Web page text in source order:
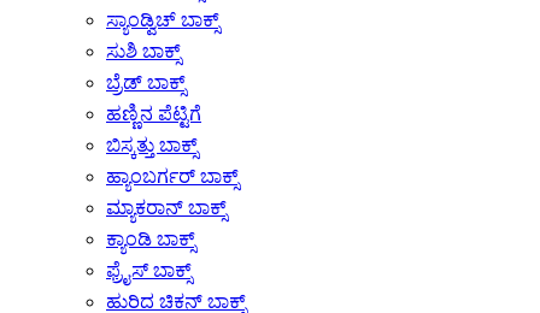
ಸ್ಯಾಂಡ್ವಿಚ್ ಬಾಕ್ಸ್
ಸುಶಿ ಬಾಕ್ಸ್
ಬ್ರೆಡ್ ಬಾಕ್ಸ್
ಹಣ್ಣಿನ ಪೆಟ್ಟಿಗೆ
ಬಿಸ್ಕತ್ತು ಬಾಕ್ಸ್
ಹ್ಯಾಂಬರ್ಗರ್ ಬಾಕ್ಸ್
ಮ್ಯಾಕರಾನ್ ಬಾಕ್ಸ್
ಕ್ಯಾಂಡಿ ಬಾಕ್ಸ್
ಫ್ರೈಸ್ ಬಾಕ್ಸ್
ಹುರಿದ ಚಿಕನ್ ಬಾಕ್ಸ್